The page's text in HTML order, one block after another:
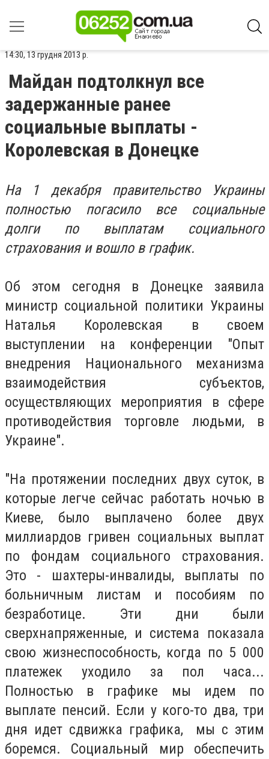
14:30, 13 грудня 2013 р.
Майдан подтолкнул все
задержанные ранее
социальные выплаты -
Королевская в Донецке
На 1 декабря правительство Украины
полностью погасило все социальные
долги по выплатам социального
страхования и вошло в график.
Об этом сегодня в Донецке заявила
министр социальной политики Украины
Наталья Королевская в своем
выступлении на конференции "Опыт
внедрения Национального механизма
взаимодействия субъектов,
осуществляющих мероприятия в сфере
противодействия торговле людьми, в
Украине".
"На протяжении последних двух суток, в
которые легче сейчас работать ночью в
Киеве, было выплачено более двух
миллиардов гривен социальных выплат
по фондам социального страхования.
Это - шахтеры-инвалиды, выплаты по
больничным листам и пособиям по
безработице. Эти дни были
сверхнапряженные, и система показала
свою жизнеспособность, когда по 5 000
платежек уходило за пол часа...
Полностью в графике мы идем по
выплате пенсий. Если у кого-то два, три
дня идет сдвижка графика, мы с этим
боремся. Социальный мир обеспечить